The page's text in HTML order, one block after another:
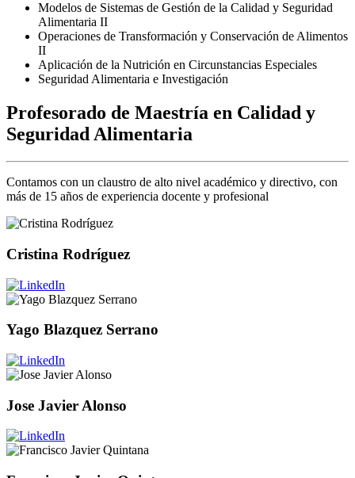
Modelos de Sistemas de Gestión de la Calidad y Seguridad
Alimentaria II
Operaciones de Transformación y Conservación de Alimentos
II
Aplicación de la Nutrición en Circunstancias Especiales
Seguridad Alimentaria e Investigación
Profesorado de Maestría en Calidad y
Seguridad Alimentaria
Contamos con un claustro de alto nivel académico y directivo, con
más de 15 años de experiencia docente y profesional
Cristina Rodríguez
Yago Blazquez Serrano
Jose Javier Alonso